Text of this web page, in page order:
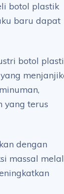
botol plastik
baru dapat
botol
yang terus
dengan
massal